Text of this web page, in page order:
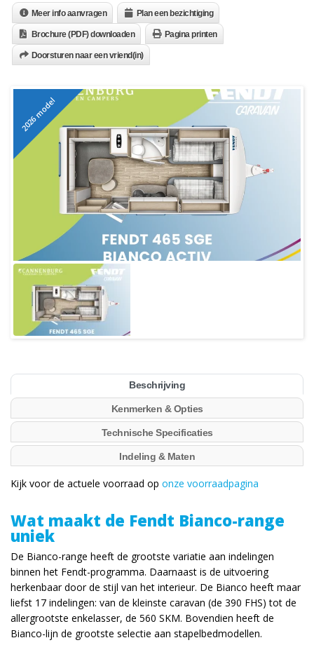
Meer info aanvragen Plan een bezichtiging
Brochure (PDF) downloaden Pagina printen
Doorsturen naar een vriend(in)
2026 model
Beschrijving
Kenmerken & Opties
Technische Specificaties
Indeling & Maten
Kijk voor de actuele voorraad op onze voorraadpagina
Wat maakt de Fendt Bianco-range
uniek
De Bianco-range heeft de grootste variatie aan indelingen
binnen het Fendt-programma. Daarnaast is de uitvoering
herkenbaar door de stijl van het interieur. De Bianco heeft maar
liefst 17 indelingen: van de kleinste caravan (de 390 FHS) tot de
allergrootste enkelasser, de 560 SKM. Bovendien heeft de
Bianco-lijn de grootste selectie aan stapelbedmodellen.